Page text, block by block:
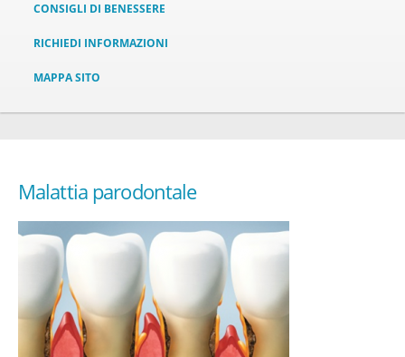
CONSIGLI DI BENESSERE
RICHIEDI INFORMAZIONI
MAPPA SITO
Malattia parodontale